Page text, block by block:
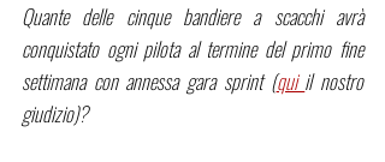
Quante delle cinque bandiere a scacchi avrà
conquistato ogni pilota al termine del primo fine
settimana con annessa gara sprint (qui il nostro
giudizio)?